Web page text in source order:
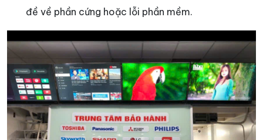
đề về phần cứng hoặc lỗi phần mềm.